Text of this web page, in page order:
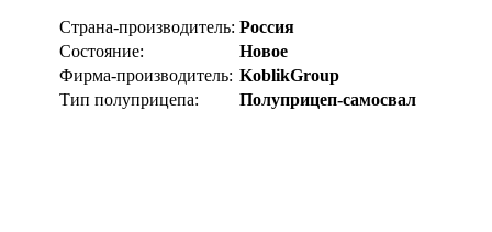
Страна-производитель: Россия
Состояние:
Новое
Фирма-производитель: KoblikGroup
Тип полуприцепа:
Полуприцеп-самосвал